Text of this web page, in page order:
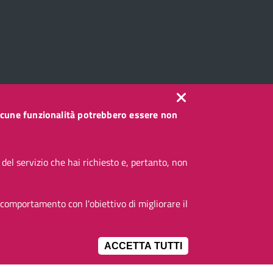
funzionalità potrebbero essere non
servizio che hai richiesto e, pertanto, non
con l'obiettivo di migliorare il
ACCETTA TUTTI